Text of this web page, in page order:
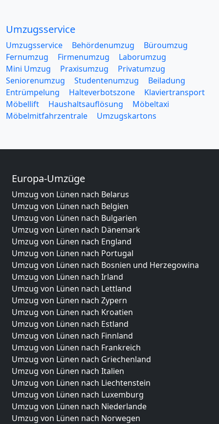
Umzugsservice
Umzugsservice Behördenumzug
Büroumzug
Fernumzug
Firmenumzug
Laborumzug
Mini Umzug
Praxisumzug
Privatumzug
Seniorenumzug
Studentenumzug
Beiladung
Entrümpelung
Halteverbotszone
Klaviertransport
Möbellift
Haushaltsauflösung
Möbeltaxi
Möbelmitfahrzentrale
Umzugskartons
Europa-Umzüge
Umzug von Lünen nach Belarus
Umzug von Lünen nach Belgien
Umzug von Lünen nach Bulgarien
Umzug von Lünen nach Dänemark
Umzug von Lünen nach England
Umzug von Lünen nach Portugal
Umzug von Lünen nach Bosnien und Herzegowina
Umzug von Lünen nach Irland
Umzug von Lünen nach Lettland
Umzug von Lünen nach Zypern
Umzug von Lünen nach Kroatien
Umzug von Lünen nach Estland
Umzug von Lünen nach Finnland
Umzug von Lünen nach Frankreich
Umzug von Lünen nach Griechenland
Umzug von Lünen nach Italien
Umzug von Lünen nach Liechtenstein
Umzug von Lünen nach Luxemburg
Umzug von Lünen nach Niederlande
Umzug von Lünen nach Norwegen